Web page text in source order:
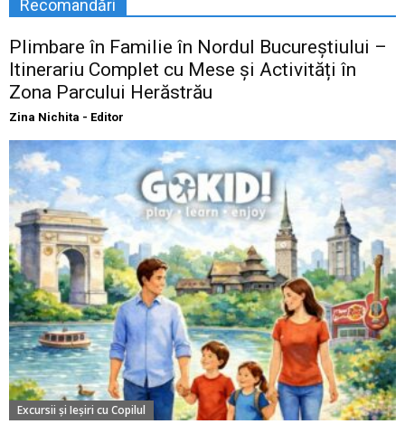
Recomandări
Plimbare în Familie în Nordul Bucureștiului –
Itinerariu Complet cu Mese și Activități în
Zona Parcului Herăstrău
Zina Nichita - Editor
Excursii şi Ieşiri cu Copilul